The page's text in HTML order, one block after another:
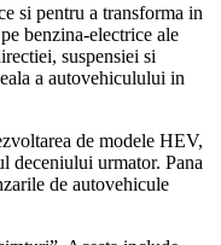
si pentru a transforma in
benzina-electrice ale
suspensiei si
a autovehiculului in
de modele HEV,
deceniului urmator. Pana
de autovehicule